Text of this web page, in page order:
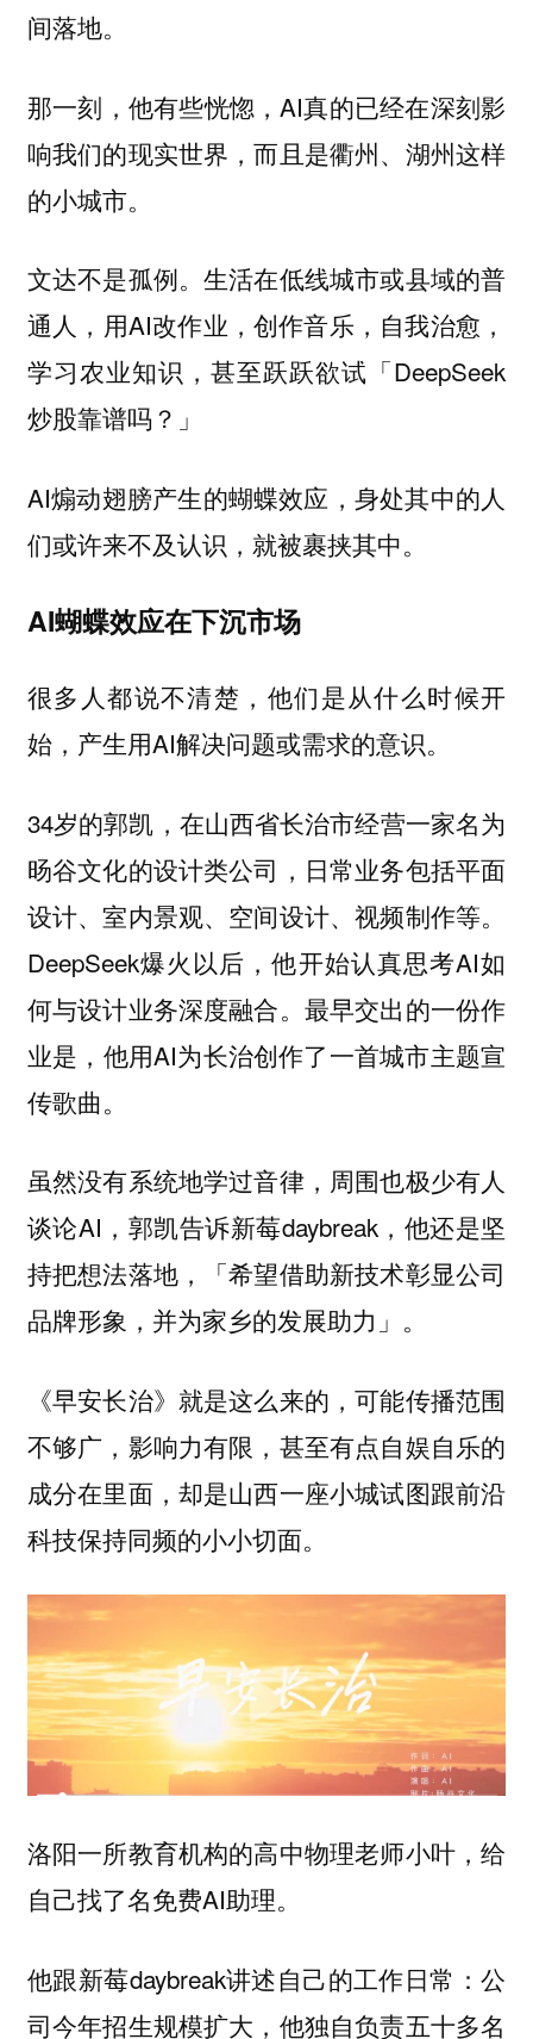
间落地。
那一刻，他有些恍惚，AI真的已经在深刻影
响我们的现实世界，而且是衢州、湖州这样
的小城市。
文达不是孤例。生活在低线城市或县域的普
通人，用AI改作业，创作音乐，自我治愈，
学习农业知识，甚至跃跃欲试「DeepSeek
炒股靠谱吗？」
AI煽动翅膀产生的蝴蝶效应，身处其中的人
们或许来不及认识，就被裹挟其中。
AI蝴蝶效应在下沉市场
很多人都说不清楚，他们是从什么时候开
始，产生用AI解决问题或需求的意识。
34岁的郭凯，在山西省长治市经营一家名为
旸谷文化的设计类公司，日常业务包括平面
设计、室内景观、空间设计、视频制作等。
DeepSeek爆火以后，他开始认真思考AI如
何与设计业务深度融合。最早交出的一份作
业是，他用AI为长治创作了一首城市主题宣
传歌曲。
虽然没有系统地学过音律，周围也极少有人
谈论AI，郭凯告诉新莓daybreak，他还是坚
持把想法落地，「希望借助新技术彰显公司
品牌形象，并为家乡的发展助力」。
《早安长治》就是这么来的，可能传播范围
不够广，影响力有限，甚至有点自娱自乐的
成分在里面，却是山西一座小城试图跟前沿
科技保持同频的小小切面。
洛阳一所教育机构的高中物理老师小叶，给
自己找了名免费AI助理。
他跟新莓daybreak讲述自己的工作日常：公
司今年招生规模扩大，他独自负责五十多名